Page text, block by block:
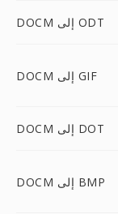
DOCM إلى ODT
DOCM إلى GIF
DOCM إلى DOT
DOCM إلى BMP